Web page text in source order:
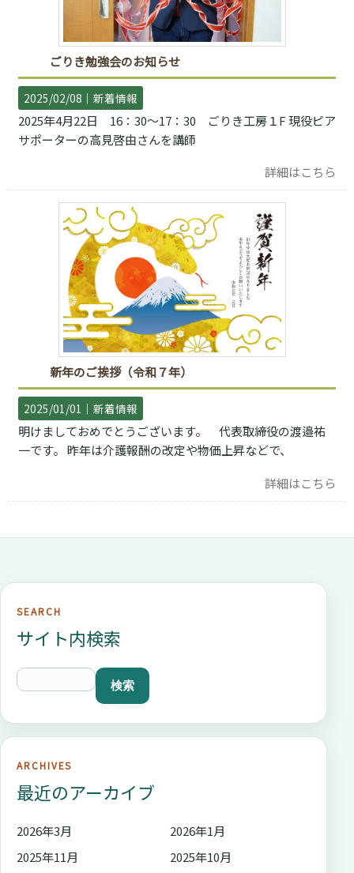
ごりき勉強会のお知らせ
2025/02/08｜ 新着情報
2025年4月22日 16：30～17：30 ごりき工房１F 現役ピア
サポーターの高見啓由さんを講師
詳細はこちら
新年のご挨拶（令和７年）
2025/01/01｜ 新着情報
明けましておめでとうございます。 代表取締役の渡邉祐
一です。 昨年は介護報酬の改定や物価上昇などで、
詳細はこちら
SEARCH
サイト内検索
ARCHIVES
最近のアーカイブ
2026年3月
2026年1月
2025年11月
2025年10月